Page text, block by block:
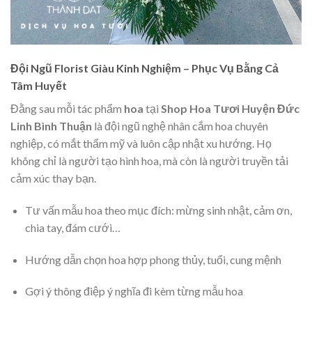
Đội Ngũ Florist Giàu Kinh Nghiệm – Phục Vụ Bằng Cả
Tâm Huyết
Đằng sau mỗi tác phẩm hoa tại Shop Hoa Tươi Huyện Đức
Linh Bình Thuận là đội ngũ nghệ nhân cắm hoa chuyên
nghiệp, có mắt thẩm mỹ và luôn cập nhật xu hướng. Họ
không chỉ là người tạo hình hoa, mà còn là người truyền tải
cảm xúc thay bạn.
Tư vấn mẫu hoa theo mục đích: mừng sinh nhật, cảm ơn,
chia tay, đám cưới…
Hướng dẫn chọn hoa hợp phong thủy, tuổi, cung mệnh
Gợi ý thông điệp ý nghĩa đi kèm từng mẫu hoa